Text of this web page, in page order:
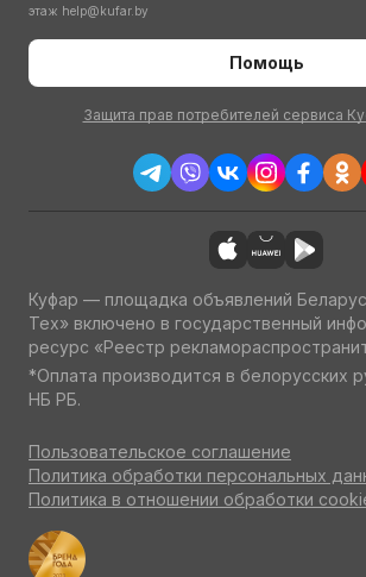
этаж help@kufar.by
Помощь
Защита прав потребителей сервиса
Куфар — площадка объявлений
Тех» включено в государственный
ресурс «Реестр
*Оплата производится в белорусских
НБ РБ.
Пользовательское соглашение
Политика обработки персональных
Политика в отношении обработки